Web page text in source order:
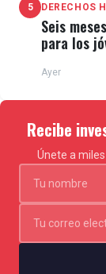
5 DERECHOS
Seis
para los
Ayer
Recibe
Únete a